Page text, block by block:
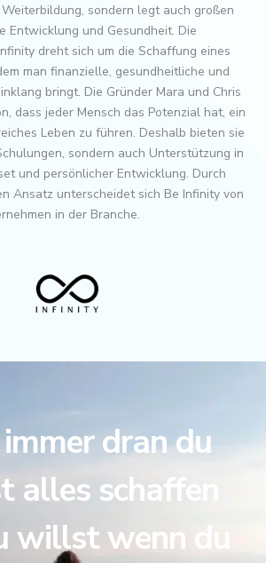
sondern legt auch großen
Entwicklung und Gesundheit. Die
dreht sich um die Schaffung eines
man finanzielle, gesundheitliche und
bringt. Die Gründer Mara und Chris
dass jeder Mensch das Potenzial hat, ein
Leben zu führen. Deshalb bieten sie
sondern auch Unterstützung in
und persönlicher Entwicklung. Durch
Ansatz unterscheidet sich Be Infinity von
in der Branche.
dran du
alles schaffen
willst wenn du